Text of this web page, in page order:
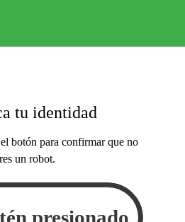
tu identidad
botón para confirmar que no
un robot.